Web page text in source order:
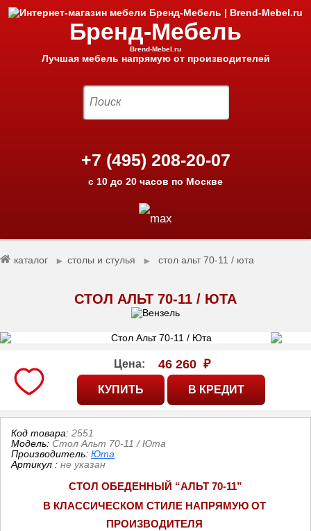
Бренд-Мебель
Brend-Mebel.ru
Лучшая мебель напрямую от производителей
+7 (495) 208-20-07
с 10 до 20 часов по Москве
каталог ► столы и стулья ► cтол альт 70-11 / юта
CТОЛ АЛЬТ 70-11 / ЮТА
Цена: 46 260 ₽
Код товара: 2551
Модель: Cтол Альт 70-11 / Юта
Производитель: Юта
Артикул : не указан
СТОЛ ОБЕДЕННЫЙ “АЛЬТ 70-11”
В КЛАССИЧЕСКОМ СТИЛЕ НАПРЯМУЮ ОТ
ПРОИЗВОДИТЕЛЯ